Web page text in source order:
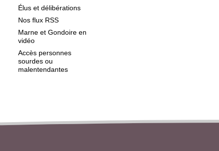
Élus et délibérations
Nos flux RSS
Marne et Gondoire en
vidéo
Accès personnes
sourdes ou
malentendantes